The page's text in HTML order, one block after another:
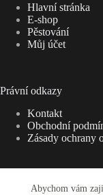
Abychom vám
Hlavní stránka
E-shop
Pěstování
Můj účet
Právní odkazy
Kontakt
Obchodní
Zásady ochrany